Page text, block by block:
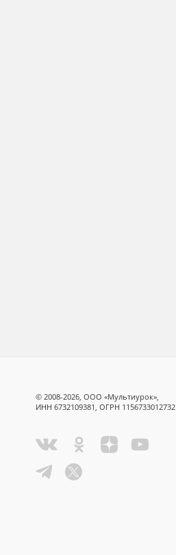
© 2008-2026, ООО «Мультиурок»,
ИНН 6732109381, ОГРН 1156733012732